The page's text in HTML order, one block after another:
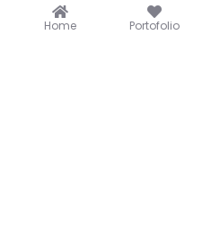
(+62) 889-0625-0517
Home Portofolio